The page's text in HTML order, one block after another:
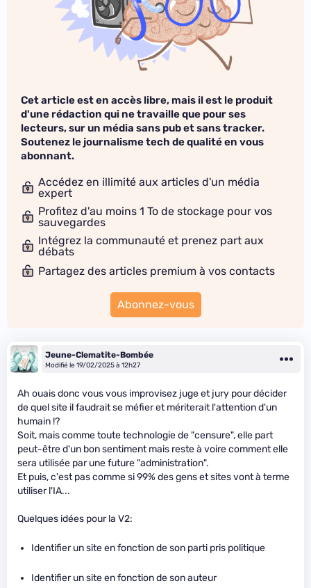
Cet article est en accès libre, mais il est le produit
d'une rédaction qui ne travaille que pour ses
lecteurs, sur un média sans pub et sans tracker.
Soutenez le journalisme tech de qualité en vous
abonnant.
Accédez en illimité aux articles d'un média
expert
Profitez d'au moins 1 To de stockage pour vos
sauvegardes
Intégrez la communauté et prenez part aux
débats
Partagez des articles premium à vos contacts
Abonnez-vous
Jeune-Clematite-Bombée
Modifié le 19/02/2025 à 12h27
Ah ouais donc vous vous improvisez juge et jury pour décider
de quel site il faudrait se méfier et mériterait l'attention d'un
humain !?
Soit, mais comme toute technologie de "censure", elle part
peut-être d'un bon sentiment mais reste à voire comment elle
sera utilisée par une future "administration".
Et puis, c'est pas comme si 99% des gens et sites vont à terme
utiliser l'IA...
Quelques idées pour la V2:
Identifier un site en fonction de son parti pris politique
Identifier un site en fonction de son auteur